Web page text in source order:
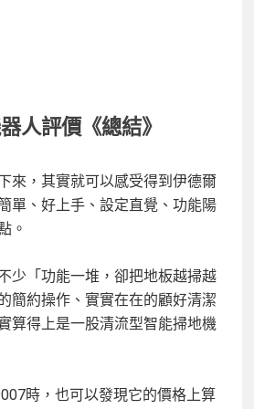
人評價《總結》
來，其實就可以感受得到伊德爾
單、好上手、設定直覺、功能陽
。
少「功能一堆，卻把地板越掃越
簡約操作、實實在在的顧好清潔
算得上是一股清流型智能掃地機
時，也可以發現它的價格上算